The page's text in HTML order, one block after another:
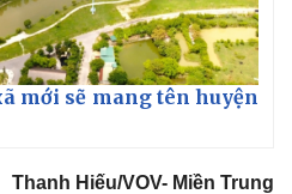
mới sẽ mang tên huyện
Thanh Hiếu/VOV- Miền Trung